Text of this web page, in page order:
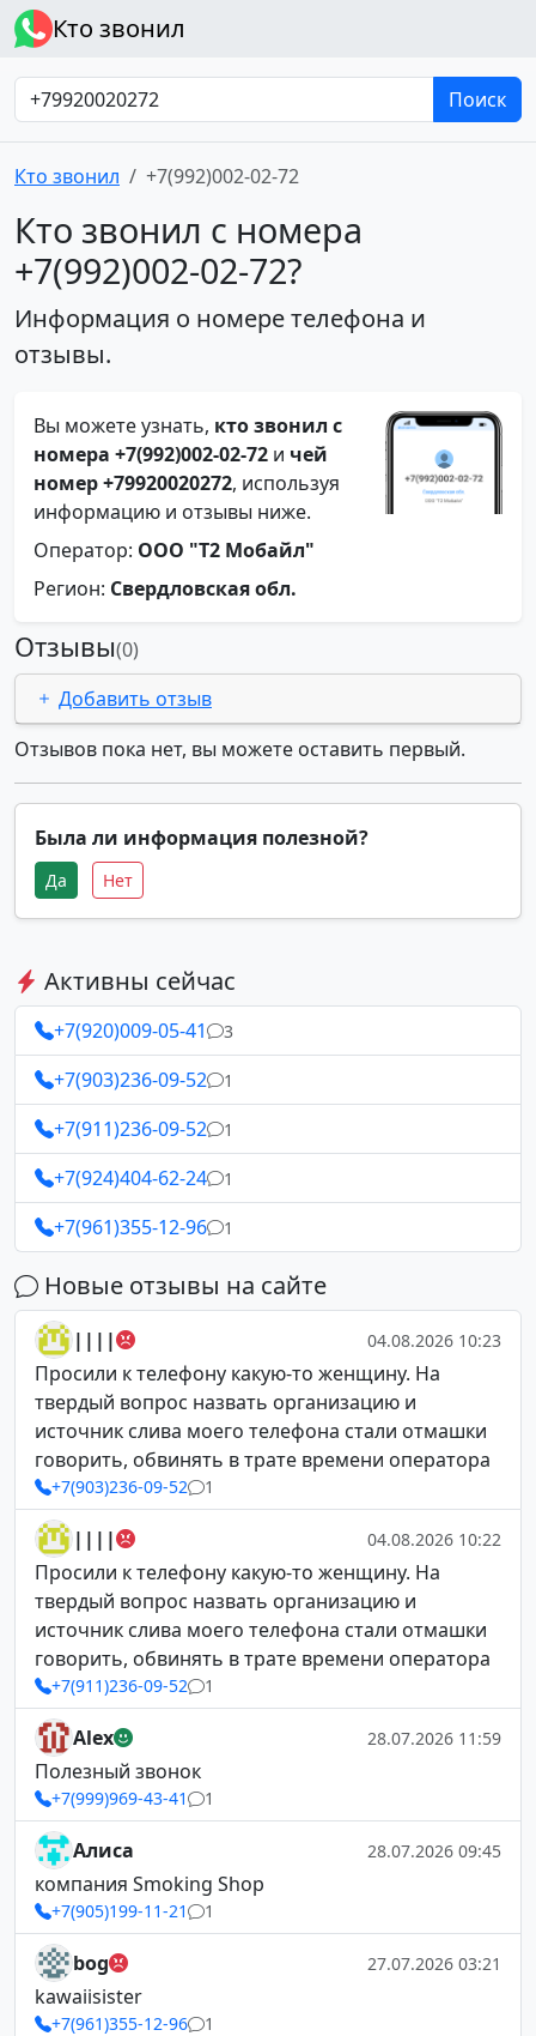
Кто звонил
Поиск
Кто звонил +7(992)002-02-72
Кто звонил с номера
+7(992)002-02-72?
Информация о номере телефона и
отзывы.
Вы можете узнать, кто звонил с
номера +7(992)002-02-72 и чей
номер +79920020272, используя
информацию и отзывы ниже.
Оператор: ООО "Т2 Мобайл"
Регион: Свердловская обл.
Отзывы(0)
Добавить отзыв
Отзывов пока нет, вы можете оставить первый.
Была ли информация полезной?
Да Нет
Активны сейчас
+7(920)009-05-41 3
+7(903)236-09-52 1
+7(911)236-09-52 1
+7(924)404-62-24 1
+7(961)355-12-96 1
Новые отзывы на сайте
|||| 04.08.2026 10:23
Просили к телефону какую-то женщину. На
твердый вопрос назвать организацию и
источник слива моего телефона стали отмашки
говорить, обвинять в трате времени оператора
+7(903)236-09-52 1
|||| 04.08.2026 10:22
Просили к телефону какую-то женщину. На
твердый вопрос назвать организацию и
источник слива моего телефона стали отмашки
говорить, обвинять в трате времени оператора
+7(911)236-09-52 1
Alex 28.07.2026 11:59
Полезный звонок
+7(999)969-43-41 1
Алиса 28.07.2026 09:45
компания Smoking Shop
+7(905)199-11-21 1
bog 27.07.2026 03:21
kawaiisister
+7(961)355-12-96 1